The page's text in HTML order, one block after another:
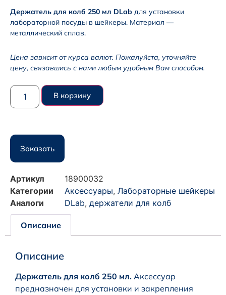
Держатель для колб 250 мл DLab для установки
лабораторной посуды в шейкеры. Материал —
металлический сплав.
Цена зависит от курса валют. Пожалуйста, уточняйте
цену, связавшись с нами любым удобным Вам способом.
В корзину
Заказать
Артикул
18900032
Категории
Аксессуары, Лабораторные шейкеры
Аналоги
DLab, держатели для колб
Описание
Описание
Держатель для колб 250 мл. Аксессуар
предназначен для установки и закрепления